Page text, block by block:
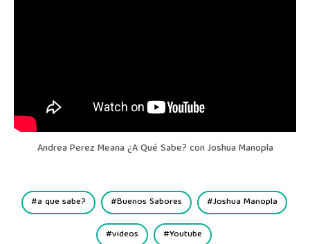
Andrea Perez Meana ¿A Qué Sabe? con Joshua Manopla
a que sabe? Buenos Sabores Joshua Manopla
videos Youtube